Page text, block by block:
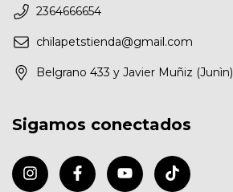
2364666654
chilapetstienda@gmail.com
Belgrano 433 y Javier Muñiz (Junìn)
Sigamos conectados